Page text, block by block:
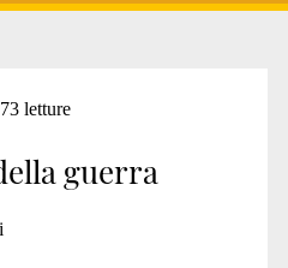
letture
guerra